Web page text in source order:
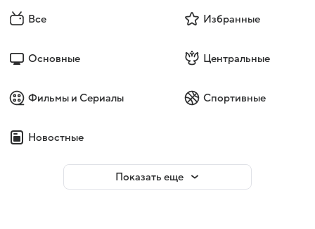
Все Избранные
Основные Центральные
Фильмы и Сериалы Спортивные
Новостные
Показать еще